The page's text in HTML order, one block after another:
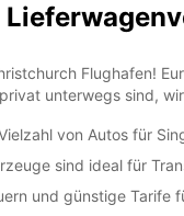
Flughafen!
unterwegs sind,
von Autos für
sind ideal für
und günstige Tarife